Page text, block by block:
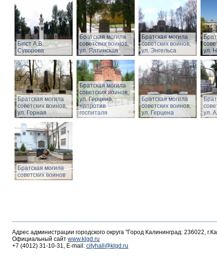
Бюст А.В.
Суворова
Братская могила
советских воинов,
ул. Ялтинская
Братская могила
советских воинов,
ул. Энгельса
ул.
Братская могила
советских воинов,
ул. Горная
Братская могила
советских воинов,
ул. Герцена,
напротив
госпиталя
Братская могила
советских воинов,
ул. Герцена
ул.
Братская могила
советских воинов
Адрес администрации городского округа "Город Калининград: 236022,
Официальный сайт www.klgd.ru
+7 (4012) 31-10-31, E-mail: cityhall@klgd.ru